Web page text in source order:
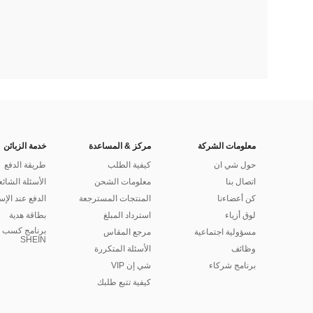
معلومات الشركة
حول شي ان
اتصال بنا
كن أعضاءنا
لوق أزياء
مسؤولية اجتماعية
وظائف
برنامج شركاء
مركز & المساعدة
كيفية الطلب
معلومات الشحن
المنتجات المسترجعة
استرداد المبلغ
مرجع المقاس
الأسئلة المتكررة
شي إن VIP
كيفية تتبع طلبك
خدمة الزبائن
طريقة الدفع
الأسئلة
الدفع عند
بطاقة هدية
برنامج كسب
SHEIN